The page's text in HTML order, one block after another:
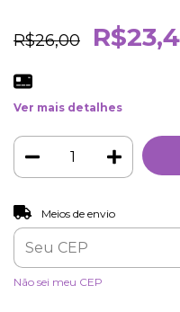
R$26,00
Ver mais detalhes
Entregas para o CEP:
Meios de envio
Não sei meu CEP